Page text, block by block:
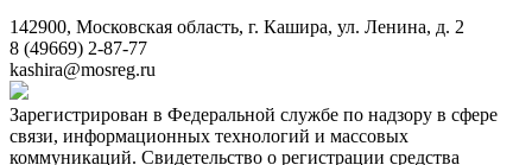
142900, Московская область, г. Кашира, ул. Ленина, д. 2
8 (49669) 2-87-77
kashira@mosreg.ru
Зарегистрирован в Федеральной службе по надзору в сфере
связи, информационных технологий и массовых
коммуникаций. Свидетельство о регистрации средства